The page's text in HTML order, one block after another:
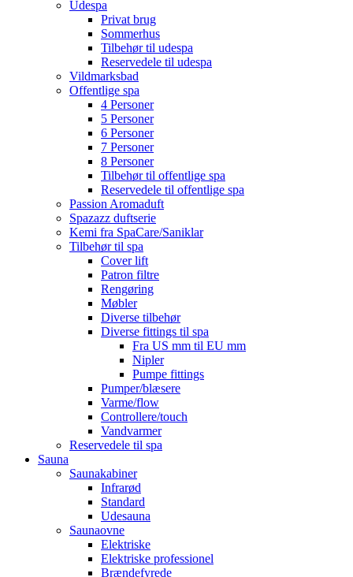
Udespa
Privat brug
Sommerhus
Tilbehør til udespa
Reservedele til udespa
Vildmarksbad
Offentlige spa
4 Personer
5 Personer
6 Personer
7 Personer
8 Personer
Tilbehør til offentlige spa
Reservedele til offentlige spa
Passion Aromaduft
Spazazz duftserie
Kemi fra SpaCare/Saniklar
Tilbehør til spa
Cover lift
Patron filtre
Rengøring
Møbler
Diverse tilbehør
Diverse fittings til spa
Fra US mm til EU mm
Nipler
Pumpe fittings
Pumper/blæsere
Varme/flow
Controllere/touch
Vandvarmer
Reservedele til spa
Sauna
Saunakabiner
Infrarød
Standard
Udesauna
Saunaovne
Elektriske
Elektriske professionel
Brændefyrede